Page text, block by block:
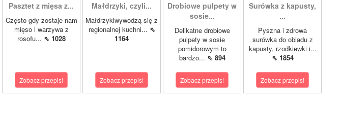
Pasztet z mięsa z...
Często gdy zostaje nam
mięso i warzywa z
rosołu... ⇖ 1028
Zobacz przepis!
Małdrzyki, czyli...
Małdrzykiwywodzą się z
regionalnej kuchni... ⇖
1164
Zobacz przepis!
Drobiowe pulpety w
sosie...
Delikatne drobiowe
pulpety w sosie
pomidorowym to
bardzo... ⇖ 894
Zobacz przepis!
Surówka z kapusty,
...
Pyszna i zdrowa
surówka do obiadu z
kapusty, rzodkiewki i...
⇖ 1854
Zobacz przepis!